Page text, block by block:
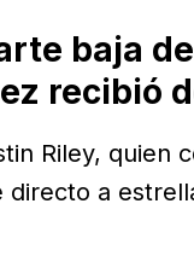
baja
recibió
Riley, quien
a